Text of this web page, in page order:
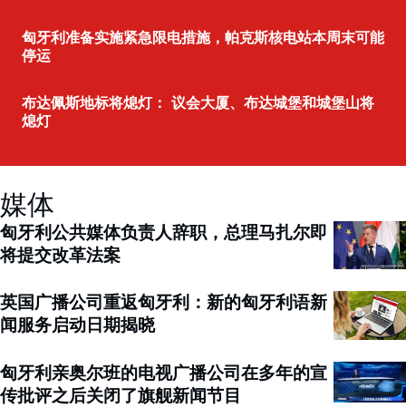
匈牙利准备实施紧急限电措施，帕克斯核电站本周末可能
停运
布达佩斯地标将熄灯： 议会大厦、布达城堡和城堡山将
熄灯
媒体
匈牙利公共媒体负责人辞职，总理马扎尔即
将提交改革法案
英国广播公司重返匈牙利：新的匈牙利语新
闻服务启动日期揭晓
匈牙利亲奥尔班的电视广播公司在多年的宣
传批评之后关闭了旗舰新闻节目